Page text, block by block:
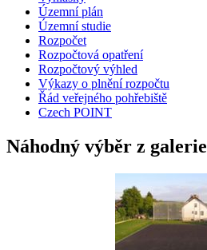
Územní plán
Územní studie
Rozpočet
Rozpočtová opatření
Rozpočtový výhled
Výkazy o plnění rozpočtu
Řád veřejného pohřebiště
Czech POINT
Náhodný výběr z galerie